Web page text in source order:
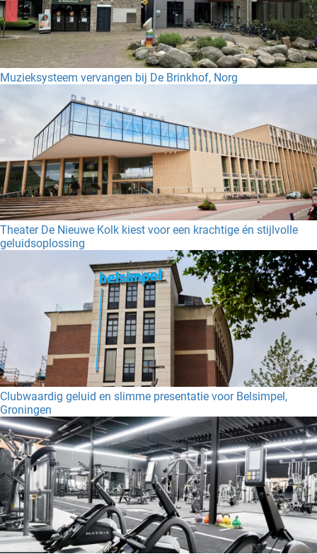
Muzieksysteem vervangen bij De Brinkhof, Norg
Theater De Nieuwe Kolk kiest voor een krachtige én stijlvolle
geluidsoplossing
Clubwaardig geluid en slimme presentatie voor Belsimpel,
Groningen